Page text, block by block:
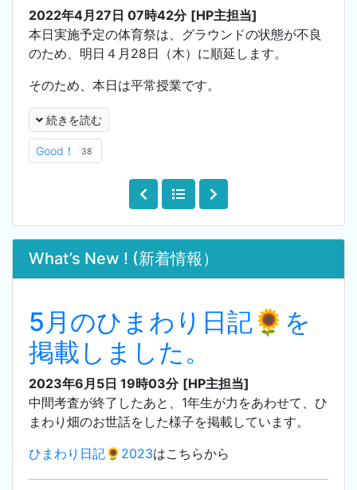
2022年4月27日 07時42分 [HP主担当]
本日実施予定の体育祭は、グラウンドの状態が不良
のため、明日４月28日（木）に順延します。
そのため、本日は平常授業です。
続きを読む
Good！ 38
What’s New ! (新着情報）
5月のひまわり日記🌻を
掲載しました。
2023年6月5日 19時03分 [HP主担当]
中間考査が終了したあと、1年生が力をあわせて、ひ
まわり畑のお世話をした様子を掲載しています。
ひまわり日記🌻2023はこちらから